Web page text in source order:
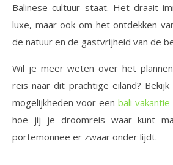
Balinese cultuur staat. Het draait
luxe, maar ook om het ontdekken
de natuur en de gastvrijheid van de
Wil je meer weten over het
reis naar dit prachtige eiland?
mogelijkheden voor een bali
hoe jij je droomreis waar kunt
portemonnee er zwaar onder lijdt.